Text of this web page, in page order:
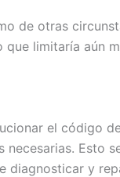
de otras
limitaría aún
el código
Esto
diagnosticar y